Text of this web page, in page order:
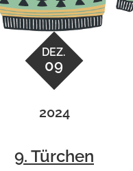
DEZ.
09
2024
9. Türchen